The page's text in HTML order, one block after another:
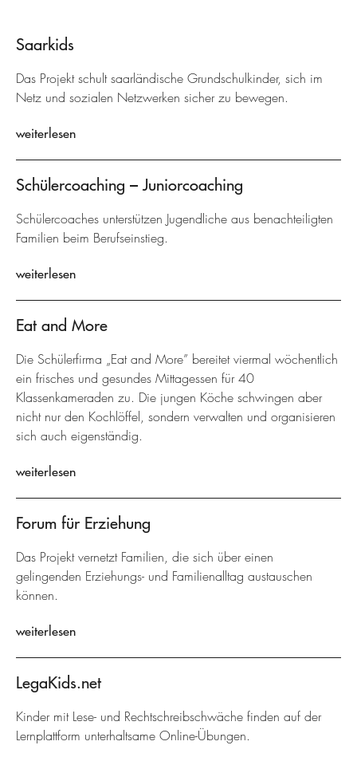
Saarkids
Das Projekt schult saarländische Grundschulkinder, sich im
Netz und sozialen Netzwerken sicher zu bewegen.
weiterlesen
Schülercoaching – Juniorcoaching
Schülercoaches unterstützen Jugendliche aus benachteiligten
Familien beim Berufseinstieg.
weiterlesen
Eat and More
Die Schülerfirma „Eat and More” bereitet viermal wöchentlich
ein frisches und gesundes Mittagessen für 40
Klassenkameraden zu. Die jungen Köche schwingen aber
nicht nur den Kochlöffel, sondern verwalten und organisieren
sich auch eigenständig.
weiterlesen
Forum für Erziehung
Das Projekt vernetzt Familien, die sich über einen
gelingenden Erziehungs- und Familienalltag austauschen
können.
weiterlesen
LegaKids.net
Kinder mit Lese- und Rechtschreibschwäche finden auf der
Lernplattform unterhaltsame Online-Übungen.